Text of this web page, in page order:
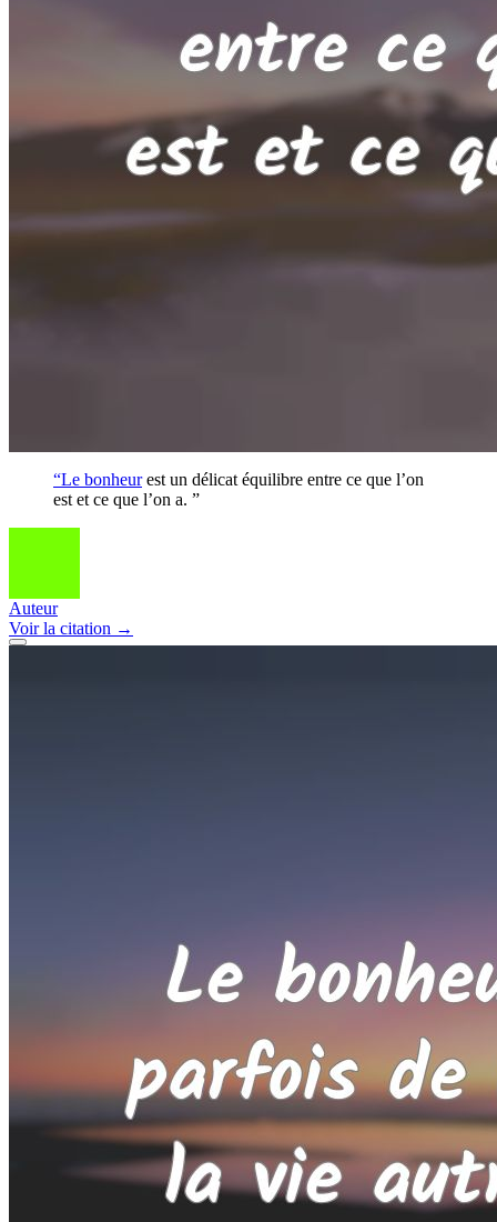
“Le bonheurest un délicat équilibre entre ce que l’on
est et ce que l’on a. ”
Auteur
Voirla citation →